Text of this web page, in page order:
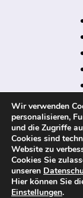
©
Wir verwenden
personalisieren,
und die Zugriffe
Cookies sind
Website zu
Cookies Sie
unseren
Hier können Sie
Einstellungen.